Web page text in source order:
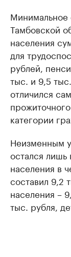
Тамбовской
населения
для
рублей,
тыс. и 9,5
отличился
категории
Неизменным
остался
населения в
составил 9,2
населения –
тыс. рубля,